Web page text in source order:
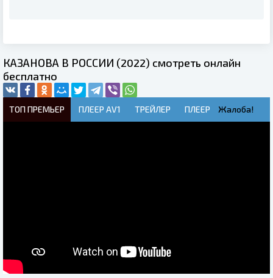
КАЗАНОВА В РОССИИ (2022) смотреть онлайн
бесплатно
ТОП ПРЕМЬЕР ПЛЕЕР AV1 ТРЕЙЛЕР ПЛЕЕР Жалоба!